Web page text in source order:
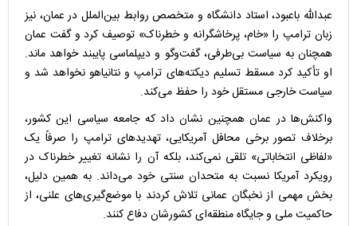
عبدالله باعبود، استاد دانشگاه و متخصص روابط بین‌الملل در عمان، نیز
زبان ترامپ را «خام، پرخاشگرانه و خطرناک» توصیف کرد و گفت عمان
همچنان به سیاست بی‌طرفی، گفت‌وگو و دیپلماسی پایبند خواهد ماند.
او تأکید کرد مسقط تسلیم دیکته‌های ترامپ و نتانیاهو نخواهد شد و
سیاست خارجی مستقل خود را حفظ می‌کند.
واکنش‌ها در عمان همچنین نشان داد که جامعه سیاسی این کشور،
برخلاف تصور برخی محافل آمریکایی، تهدیدهای ترامپ را صرفاً یک
«لفاظی انتخاباتی» تلقی نمی‌کند، بلکه آن را نشانه تغییر خطرناک در
رویکرد آمریکا نسبت به متحدان سنتی خود می‌داند. به همین دلیل،
بخش مهمی از نخبگان عمانی تلاش کردند با موضع‌گیری‌های علنی، از
حاکمیت ملی و جایگاه منطقه‌ای کشورشان دفاع کنند.